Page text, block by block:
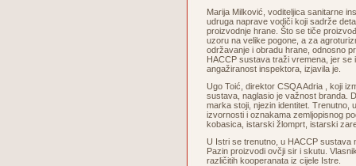
Marija Milković, voditeljica sanitarne
udruga naprave vodiči koji sadrže
proizvodnje hrane. Što se tiče
uzoru na velike pogone, a za
održavanje i obradu hrane, odnosno
HACCP sustava traži vremena, jer se
angažiranost inspektora, izjavila je.
Ugo Toić, direktor CSQA Adria , koji
sustava, naglasio je važnost branda.
marka stoji, njezin identitet. Trenutno,
izvornosti i oznakama zemljopisnog
kobasica, istarski žlomprt, istarski
U Istri se trenutno, u HACCP sustava
Pazin proizvodi ovčji sir i skutu.
različitih kooperanata iz cijele Istre.